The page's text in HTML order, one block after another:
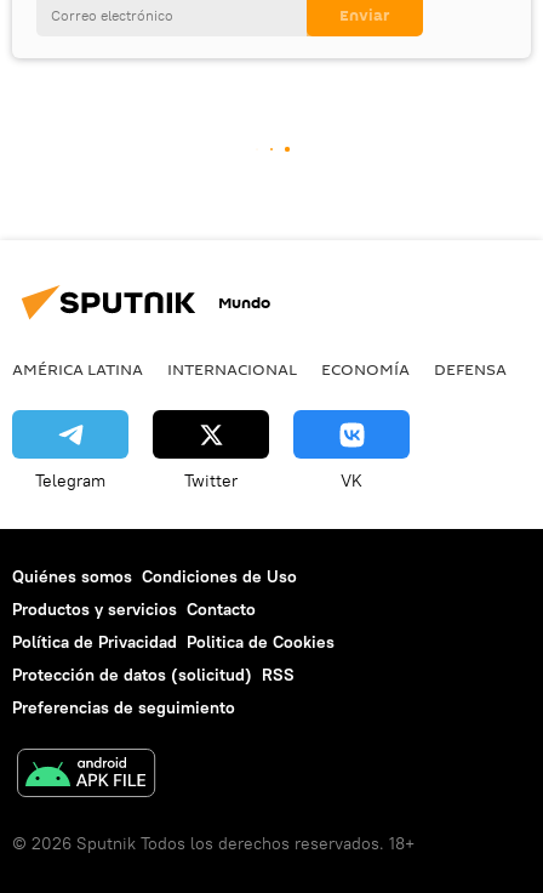
Mundo
AMÉRICA LATINA INTERNACIONAL ECONOMÍA DEFENSA
Telegram Twitter VK
Quiénes somos Condiciones de Uso
Productos y servicios Contacto
Política de Privacidad Politica de Cookies
Protección de datos (solicitud) RSS
Preferencias de seguimiento
© 2026 Sputnik Todos los derechos reservados. 18+